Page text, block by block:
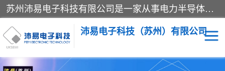
苏州沛易电子科技有限公司是一家从事电力半导体器件和电子元器件的专业代理及分销商，产品包括：IGBT模块、IPM模块、PIM模块、二极管、三极管、可控硅、整流桥、IGBT单管、IGBT电路驱动板、GTR达林顿模块、快恢复二极管、肖特基二极管、熔断器、IC集成电路、快速熔断器等。
沛易电子科技（苏州）有限公司